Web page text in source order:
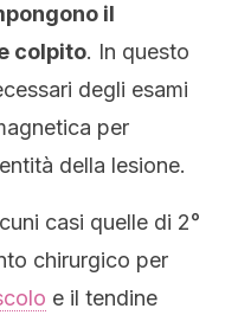
il
colpito. In questo
degli esami
per
della lesione.
casi quelle di 2°
chirurgico per
e il tendine